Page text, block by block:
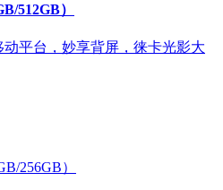
512GB）
平台，妙享背屏，徕卡光影大